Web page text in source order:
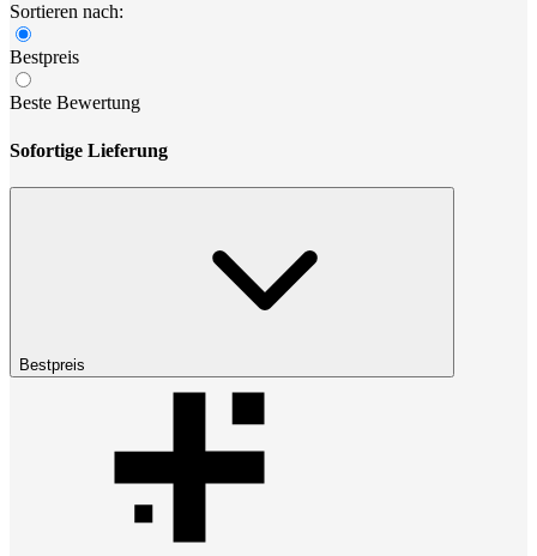
Sortieren nach:
Bestpreis
Beste Bewertung
Sofortige Lieferung
Bestpreis